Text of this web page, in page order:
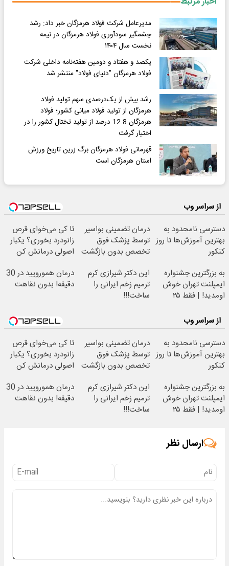
مدیرعامل شرکت فولاد هرمزگان خبر داد: رشد
چشمگیر سودآوری فولاد هرمزگان در نیمه
نخست سال ۱۴۰۴
یکصد و هفتاد و دومین هفته‌نامه داخلی شرکت
فولاد هرمزگان "دنیای فولاد" منتشر شد
رشد بیش از یک‌درصدی سهم تولید فولاد
هرمزگان از تولید فولاد میانی کشور؛ فولاد
هرمزگان 12.8 درصد از تولید تختال کشور را در
اختیار گرفت
قهرمانی فولاد هرمزگان برگ زرین تاریخ ورزش
استان هرمزگان است
از سراسر وب
دسترسی نامحدود به
بهترین آموزش‌ها تا روز
کنکور
درمان تضمینی بواسیر
توسط پزشک فوق
تخصص بدون بازگشت
تا کی می‌خوای قرص
زانودرد بخوری؟ یکبار
اصولی درمانش کن
به بزرگترین جشنواره
ایمپلنت تهران خوش
اومدید! | فقط ۲۵
این دکتر شیرازی کرم
ترمیم زخم ایرانی را
ساخت!!!
درمان همورویید در 30
دقیقه! بدون نقاهت
از سراسر وب
دسترسی نامحدود به
بهترین آموزش‌ها تا روز
کنکور
درمان تضمینی بواسیر
توسط پزشک فوق
تخصص بدون بازگشت
تا کی می‌خوای قرص
زانودرد بخوری؟ یکبار
اصولی درمانش کن
به بزرگترین جشنواره
ایمپلنت تهران خوش
اومدید! | فقط ۲۵
این دکتر شیرازی کرم
ترمیم زخم ایرانی را
ساخت!!!
درمان همورویید در 30
دقیقه! بدون نقاهت
ارسال نظر